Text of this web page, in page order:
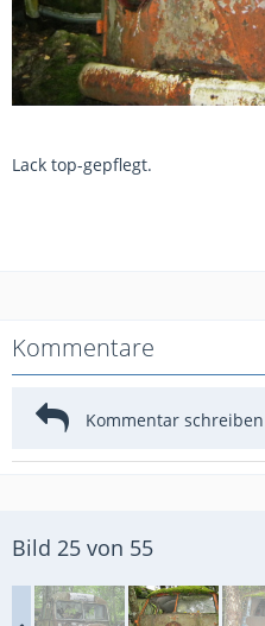
Lack top-gepflegt.
Kommentare
Bild 25 von 55